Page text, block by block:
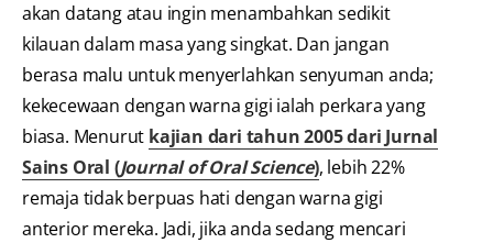
akan datang atau ingin menambahkan sedikit
kilauan dalam masa yang singkat. Dan jangan
berasa malu untuk menyerlahkan senyuman anda;
kekecewaan dengan warna gigi ialah perkara yang
biasa. Menurut kajian dari tahun 2005 dari Jurnal
Sains Oral (Journal of Oral Science), lebih 22%
remaja tidak berpuas hati dengan warna gigi
anterior mereka. Jadi, jika anda sedang mencari